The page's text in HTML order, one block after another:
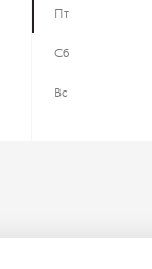
Пт
Сб
Вс